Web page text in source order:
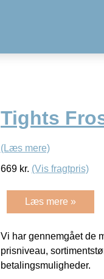
Tights
(Læs mere)
669 kr. (Vis fragtpris)
Læs mere »
Vi har gennemgået de
prisniveau,
betalingsmuligheder.